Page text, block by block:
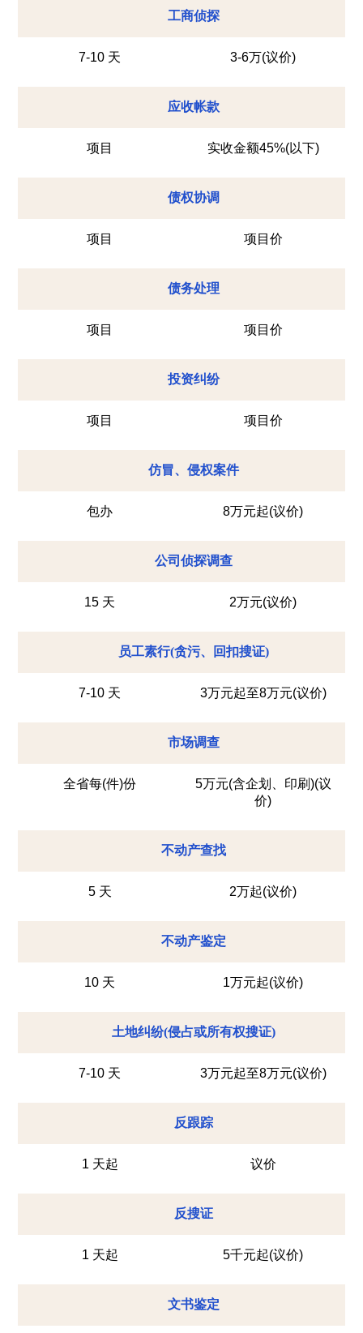
工商侦探
7-10 天 3-6万(议价)
应收帐款
项目 实收金额45%(以下)
债权协调
项目 项目价
债务处理
项目 项目价
投资纠纷
项目 项目价
仿冒、侵权案件
包办 8万元起(议价)
公司侦探调查
15 天 2万元(议价)
员工素行(贪污、回扣搜证)
7-10 天 3万元起至8万元(议价)
市场调查
全省每(件)份
5万元(含企划、印刷)(议
价)
不动产查找
5 天 2万起(议价)
不动产鉴定
10 天 1万元起(议价)
土地纠纷(侵占或所有权搜证)
7-10 天 3万元起至8万元(议价)
反跟踪
1 天起 议价
反搜证
1 天起 5千元起(议价)
文书鉴定